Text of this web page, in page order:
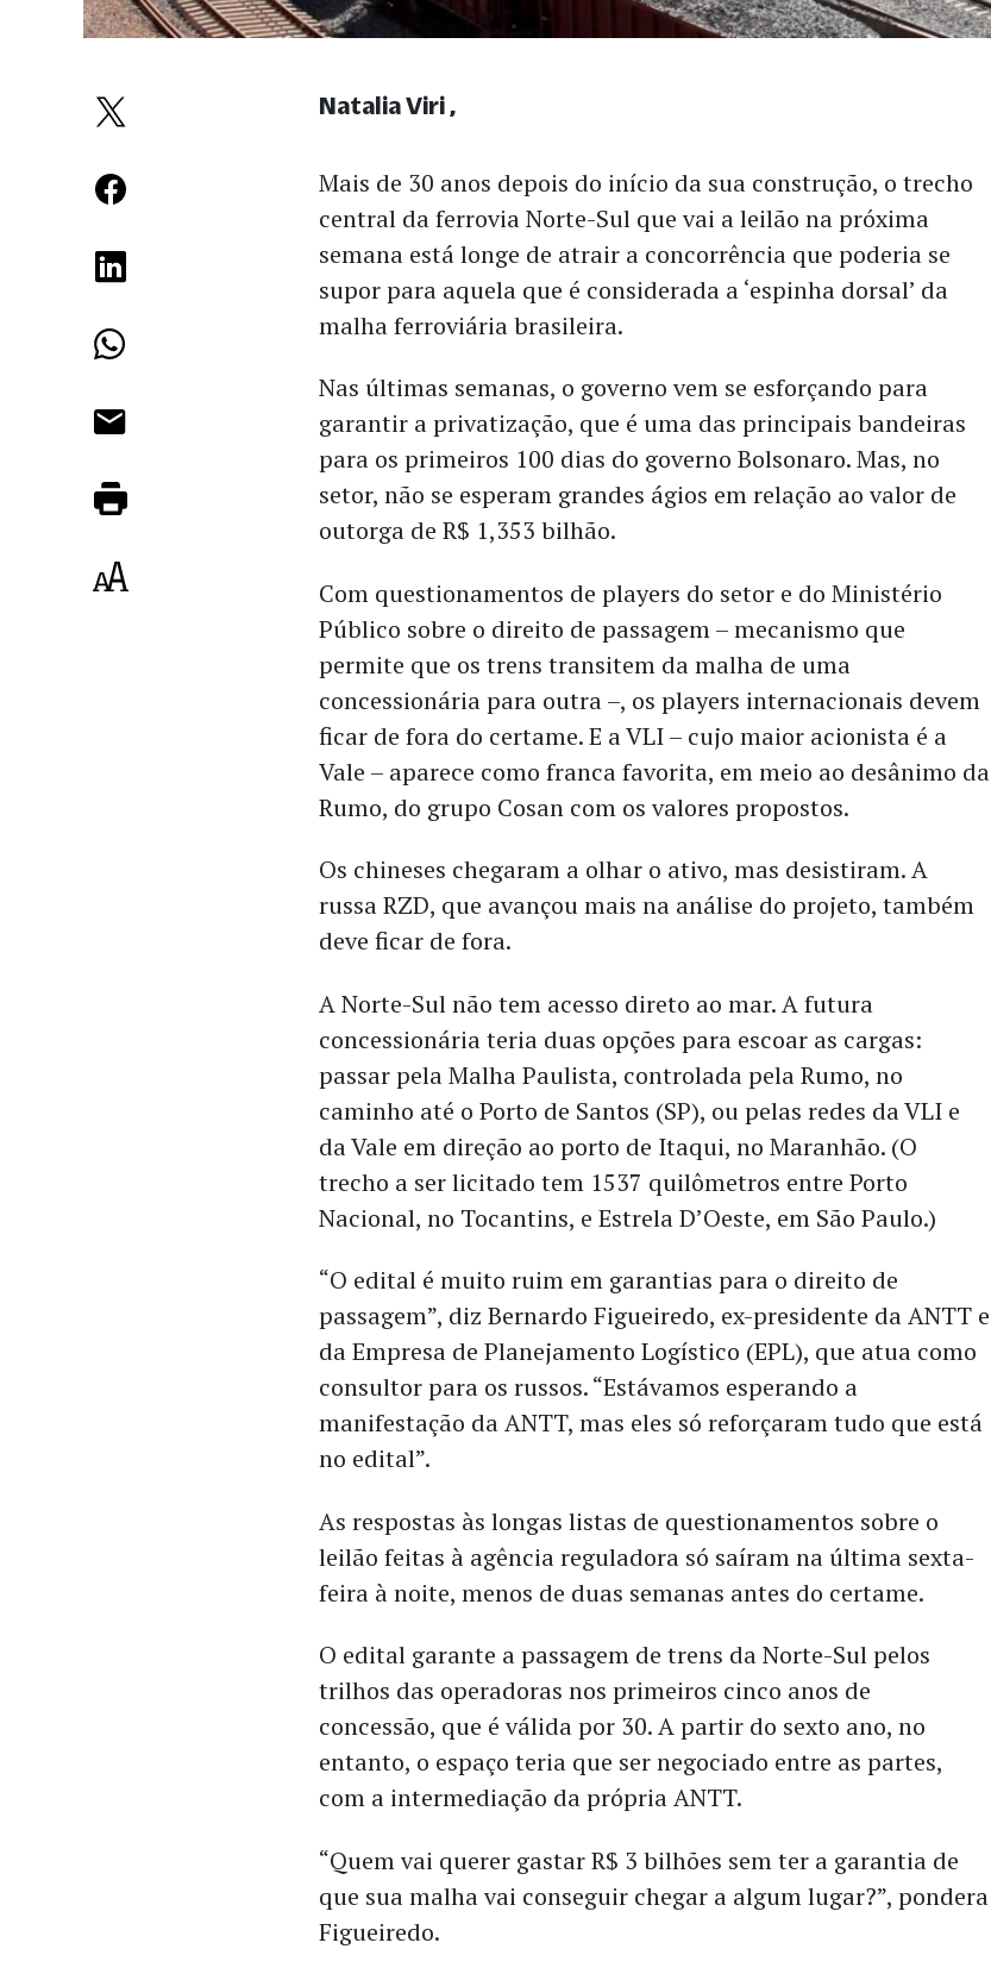
Mais de 30 anos depois do início da sua construção, o trecho
central da ferrovia Norte-Sul que vai a leilão na próxima
semana está longe de atrair a concorrência que poderia se
supor para aquela que é considerada a ‘espinha dorsal’ da
malha ferroviária brasileira.
Nas últimas semanas, o governo vem se esforçando para
garantir a privatização, que é uma das principais bandeiras
para os primeiros 100 dias do governo Bolsonaro. Mas, no
setor, não se esperam grandes ágios em relação ao valor de
outorga de R$ 1,353 bilhão.
Com questionamentos de players do setor e do Ministério
Público sobre o direito de passagem – mecanismo que
permite que os trens transitem da malha de uma
concessionária para outra –, os players internacionais devem
ficar de fora do certame. E a VLI – cujo maior acionista é a
Vale – aparece como franca favorita, em meio ao desânimo da
Rumo, do grupo Cosan com os valores propostos.
Os chineses chegaram a olhar o ativo, mas desistiram. A
russa RZD, que avançou mais na análise do projeto, também
deve ficar de fora.
A Norte-Sul não tem acesso direto ao mar. A futura
concessionária teria duas opções para escoar as cargas:
passar pela Malha Paulista, controlada pela Rumo, no
caminho até o Porto de Santos (SP), ou pelas redes da VLI e
da Vale em direção ao porto de Itaqui, no Maranhão. (O
trecho a ser licitado tem 1537 quilômetros entre Porto
Nacional, no Tocantins, e Estrela D’Oeste, em São Paulo.)
“O edital é muito ruim em garantias para o direito de
passagem”, diz Bernardo Figueiredo, ex-presidente da ANTT e
da Empresa de Planejamento Logístico (EPL), que atua como
consultor para os russos. “Estávamos esperando a
manifestação da ANTT, mas eles só reforçaram tudo que está
no edital”.
As respostas às longas listas de questionamentos sobre o
leilão feitas à agência reguladora só saíram na última sexta-
feira à noite, menos de duas semanas antes do certame.
O edital garante a passagem de trens da Norte-Sul pelos
trilhos das operadoras nos primeiros cinco anos de
concessão, que é válida por 30. A partir do sexto ano, no
entanto, o espaço teria que ser negociado entre as partes,
com a intermediação da própria ANTT.
“Quem vai querer gastar R$ 3 bilhões sem ter a garantia de
que sua malha vai conseguir chegar a algum lugar?”, pondera
Figueiredo.
Natalia Viri